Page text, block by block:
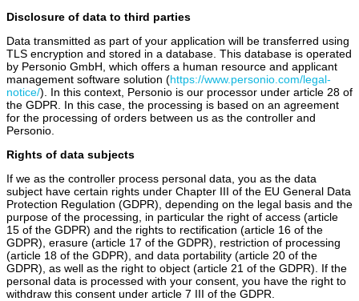
Disclosure of data to third parties
Data transmitted as part of your application will be transferred using
TLS encryption and stored in a database. This database is operated
by Personio GmbH, which offers a human resource and applicant
management software solution (https://www.personio.com/legal-
notice/). In this context, Personio is our processor under article 28 of
the GDPR. In this case, the processing is based on an agreement
for the processing of orders between us as the controller and
Personio.
Rights of data subjects
If we as the controller process personal data, you as the data
subject have certain rights under Chapter III of the EU General Data
Protection Regulation (GDPR), depending on the legal basis and the
purpose of the processing, in particular the right of access (article
15 of the GDPR) and the rights to rectification (article 16 of the
GDPR), erasure (article 17 of the GDPR), restriction of processing
(article 18 of the GDPR), and data portability (article 20 of the
GDPR), as well as the right to object (article 21 of the GDPR). If the
personal data is processed with your consent, you have the right to
withdraw this consent under article 7 III of the GDPR.